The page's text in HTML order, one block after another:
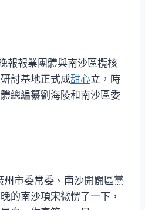
報報業團體與南沙區欖核
討基地正式成甜心立，時
總編纂劉海陵和南沙區委
市委常委、南沙開闢區黨
的南沙項宋微愣了一下，